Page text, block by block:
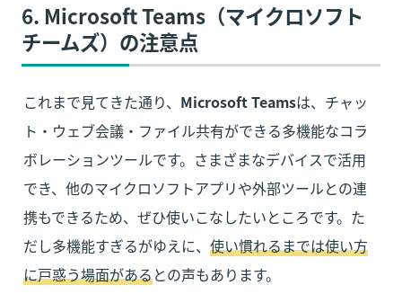
6. Microsoft Teams（マイクロソフト
チームズ）の注意点
これまで見てきた通り、 Microsoft Teamsは、チャッ
ト・ウェブ会議・ファイル共有ができる多機能なコラ
ボレーションツールです。さまざまなデバイスで活用
でき、他のマイクロソフトアプリや外部ツールとの連
携もできるため、ぜひ使いこなしたいところです。た
だし多機能すぎるがゆえに、 使い慣れるまでは使い方
に戸惑う場面があるとの声もあります。